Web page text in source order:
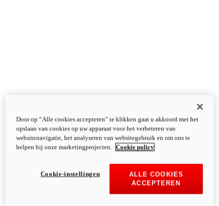
Door op “Alle cookies accepteren” te klikken gaat u akkoord met het
opslaan van cookies op uw apparaat voor het verbeteren van
websitenavigatie, het analyseren van websitegebruik en om ons te
helpen bij onze marketingprojecten.
Cookie policy
ALLE COOKIES
ACCEPTEREN
Cookie-instellingen